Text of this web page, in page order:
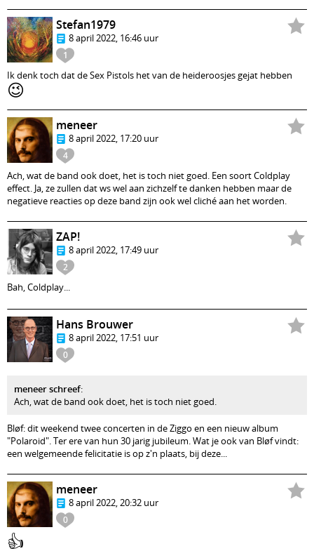
1
Stefan1979
8 april 2022, 16:46 uur
Ik denk toch dat de Sex Pistols het van de heideroosjes gejat hebben
😉
4
meneer
8 april 2022, 17:20 uur
Ach, wat de band ook doet, het is toch niet goed. Een soort Coldplay
effect. Ja, ze zullen dat ws wel aan zichzelf te danken hebben maar de
negatieve reacties op deze band zijn ook wel cliché aan het worden.
2
ZAP!
8 april 2022, 17:49 uur
Bah, Coldplay...
0
Hans Brouwer
8 april 2022, 17:51 uur
meneer schreef:
Ach, wat de band ook doet, het is toch niet goed.
Bløf: dit weekend twee concerten in de Ziggo en een nieuw album
"Polaroid". Ter ere van hun 30 jarig jubileum. Wat je ook van Bløf vindt:
een welgemeende felicitatie is op z'n plaats, bij deze...
0
meneer
8 april 2022, 20:32 uur
👍